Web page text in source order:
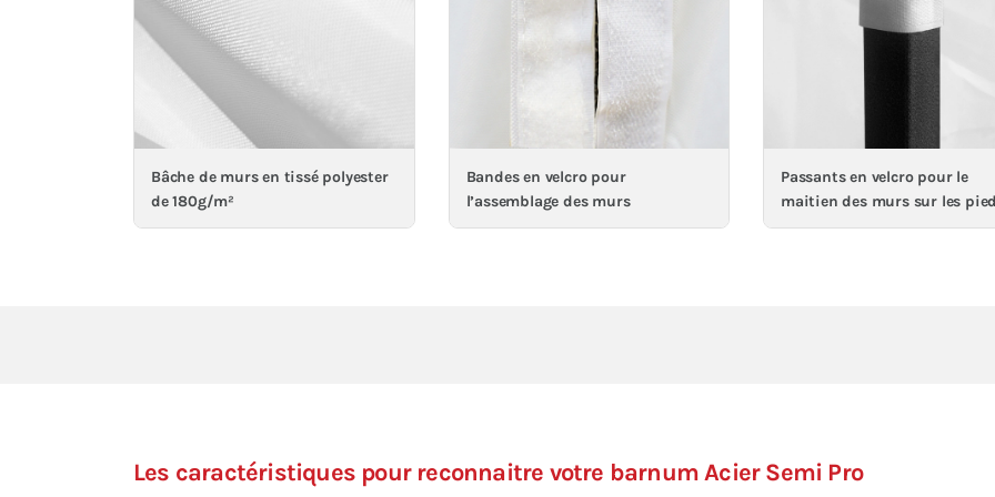
Bâche de murs en tissé polyester
de 180g/m²
Bandes en velcro pour
l’assemblage des murs
Passants en velcro pour le
maitien des murs sur les
Les caractéristiques pour reconnaitre votre barnum Acier Semi Pro